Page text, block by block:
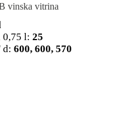
vinska vitrina
0,75 l: 25
d: 600, 600, 570